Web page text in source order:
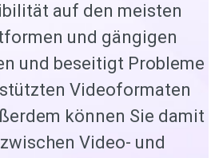
auf den meisten
und gängigen
und beseitigt Probleme
Videoformaten
können Sie damit
Video- und